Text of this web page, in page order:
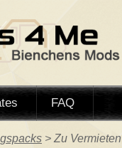
FAQ
> Zu Vermieten